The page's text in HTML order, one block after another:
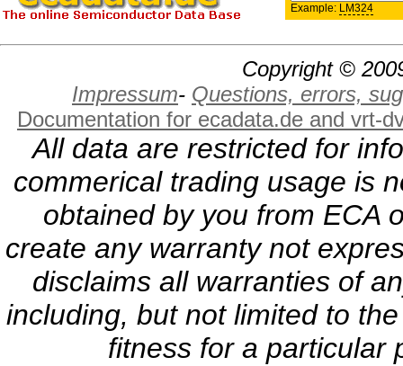
Example: LM324
Copyright ©
Impressum- Questions, errors,
Documentation for ecadata.de and vrt-
All data are restricted for
commerical trading usage is
obtained by you from ECA
create any warranty not
disclaims all warranties of
including, but not limited to
fitness for a particular